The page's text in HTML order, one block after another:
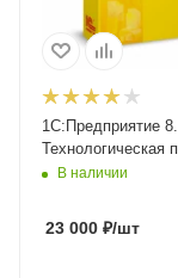
1С:Предприятие
Технологическая
В наличии
23 000 ₽/шт